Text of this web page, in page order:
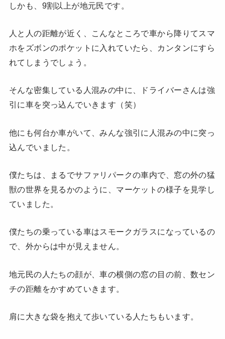
しかも、9割以上が地元民です。
人と人の距離が近く、こんなところで車から降りてスマ
ホをズボンのポケットに入れていたら、カンタンにすら
れてしまうでしょう。
そんな密集している人混みの中に、ドライバーさんは強
引に車を突っ込んでいきます（笑）
他にも何台か車がいて、みんな強引に人混みの中に突っ
込んでいました。
僕たちは、まるでサファリパークの車内で、窓の外の猛
獣の世界を見るかのように、マーケットの様子を見学し
ていました。
僕たちの乗っている車はスモークガラスになっているの
で、外からは中が見えません。
地元民の人たちの顔が、車の横側の窓の目の前、数セン
チの距離をかすめていきます。
肩に大きな袋を抱えて歩いている人たちもいます。